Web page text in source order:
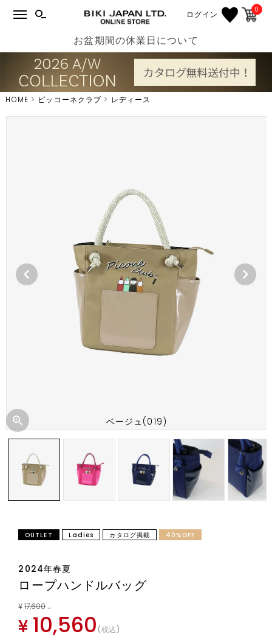
ログイン 0
お盆期間の休業日について
HOME ピッコーネクラブ レディース
ベージュ(019)
OUTLET Ladies カタログ掲載 40%OFF
2024年春夏
ロープハンドルバッグ
¥ 17,600 →
¥ 10,560 税込